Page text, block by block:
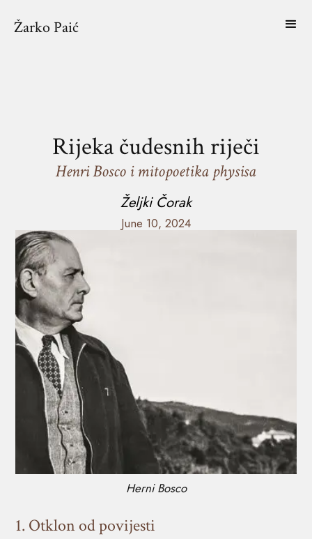
Žarko Paić
Rijeka čudesnih riječi
Henri Bosco i mitopoetika physisa
Željki Čorak
June 10, 2024
Herni Bosco
1. Otklon od povijesti